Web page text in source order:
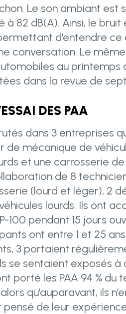
Le son ambiant est
82 dB(A). Ainsi, le
d’entendre ce
conversation. Le
au printemps
dans la revue de
DES PAA
dans 3 entreprises
de mécanique de
et une carrosserie
de 8
(lourd et léger), 2
lourds. Ils ont
100 pendant 15 jours
ont entre 1 et 25
3 portaient
se sentaient exposés
porté les PAA 94 % du
qu’auparavant, ils
pensé de leur